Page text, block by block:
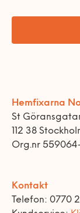
Hemfixarna
St
112 38
Org.nr
Kontakt
Telefon: 0770